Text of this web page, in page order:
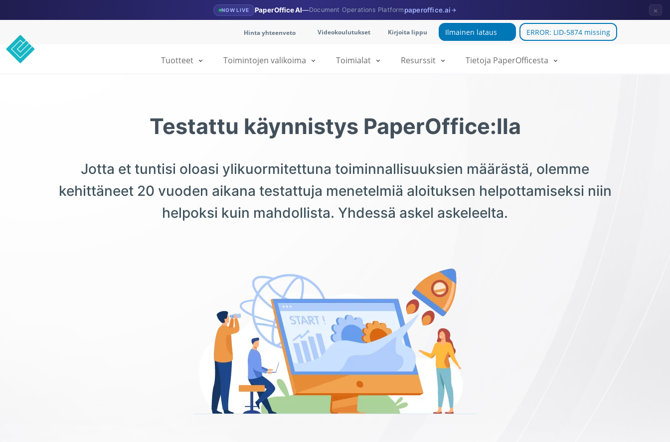
NOW LIVE PaperOffice AI—Document Operations Platform paperoffice.ai → ×
Hinta yhteenveto Videokoulutukset Kirjoita lippu Ilmainen lataus ERROR: LID-5874 missing
Tietoja PaperOfficesta
Resurssit
Toimialat
Toimintojen valikoima
Tuotteet
Testattu käynnistys PaperOffice:lla
Jotta et tuntisi oloasi ylikuormitettuna toiminnallisuuksien määrästä, olemme
kehittäneet 20 vuoden aikana testattuja menetelmiä aloituksen helpottamiseksi niin
helpoksi kuin mahdollista. Yhdessä askel askeleelta.